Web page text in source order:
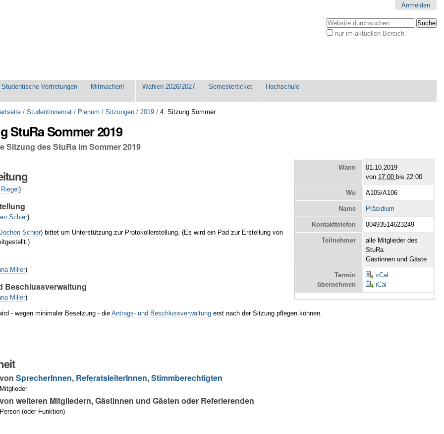
Anmelden
Website durchsuchen
nur im aktuellen Bereich
Studentische Vertretungen Mitmachen! Wahlen 2026/2027 Semesterticket Hochschule
/Studentinnenrat / Plenum /Sitzungen /2019 /4. Sitzung Sommer
StuRa Sommer 2019
Sitzung des StuRa im Sommer 2019
Wann
01.10.2019
von 17:00 bis 22:00
Wo A105/A106
Name Präsidium
Kontakttelefon 00493514623249
Teilnehmer
alle Mitglieder des
StuRa
Gästinnen und Gäste
Termin
übernehmen
vCal
iCal
)
Schier)
Jochen Schier) bittet um Unterstützung zur Protokollerstellung. (Es wird ein Pad zur Erstellung von
Miller)
Beschlussverwaltung
Miller)
- wegen minimaler Besetzung - dieAntrags- und Beschlussverwaltung erst nach der Sitzung pflegen können.
SprecherInnen, ReferatsleiterInnen,Stimmberechtigten
weiteren Mitgliedern, Gästinnen und Gästen oder Referierenden
(oder Funktion)